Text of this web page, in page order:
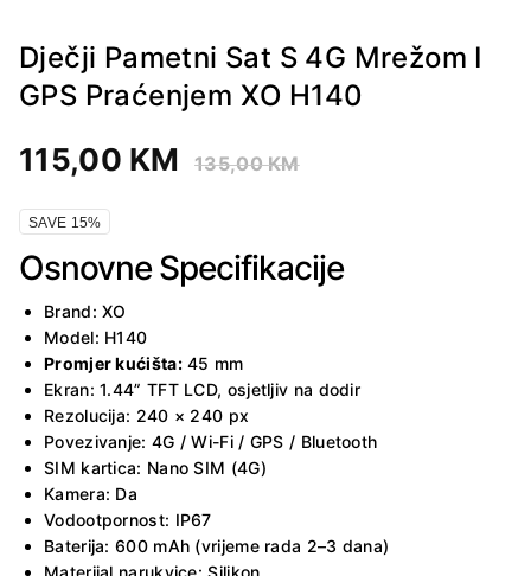
Dječji Pametni Sat S 4G Mrežom I
GPS Praćenjem XO H140
115,00 KM 135,00KM
SAVE 15%
Osnovne Specifikacije
Brand: XO
Model: H140
Promjer kućišta:45 mm
Ekran: 1.44” TFT LCD, osjetljiv na dodir
Rezolucija: 240 × 240 px
Povezivanje: 4G / Wi-Fi / GPS / Bluetooth
SIM kartica: Nano SIM (4G)
Kamera: Da
Vodootpornost: IP67
Baterija: 600 mAh (vrijeme rada 2–3 dana)
Materijal narukvice: Silikon